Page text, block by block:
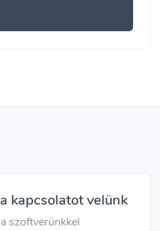
kapcsolatot velünk
szoftverünkkel